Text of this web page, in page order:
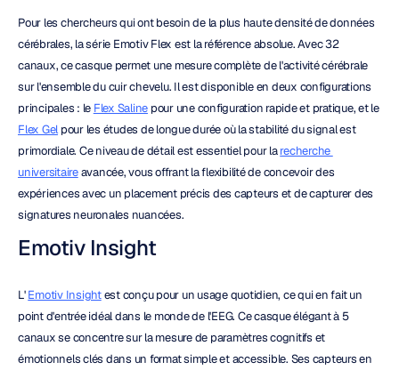
Pour les chercheurs qui ont besoin de la plus haute densité de données
cérébrales, la série Emotiv Flex est la référence absolue. Avec 32
canaux, ce casque permet une mesure complète de l'activité cérébrale
sur l'ensemble du cuir chevelu. Il est disponible en deux configurations
principales : le Flex Saline
pour une configuration rapide et pratique, et le
Flex Gel pour les études de longue durée où la stabilité du signal est
primordiale. Ce niveau de détail est essentiel pour la recherche
universitaire avancée, vous offrant la flexibilité de concevoir des
expériences avec un placement précis des capteurs et de capturer des
signatures neuronales nuancées.
Emotiv Insight
L' Emotiv Insight est conçu pour un usage quotidien, ce qui en fait un
point d'entrée idéal dans le monde de l'EEG. Ce casque élégant à 5
canaux se concentre sur la mesure de paramètres cognitifs et
émotionnels clés dans un format simple et accessible. Ses capteurs en